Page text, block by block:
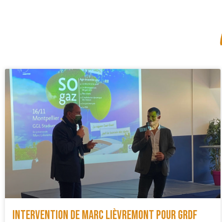
Intervention de Marc Lièvremont pour GRDF